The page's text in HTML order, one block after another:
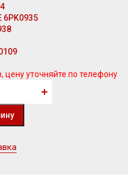
6PK0935
цену уточняйте по телефону